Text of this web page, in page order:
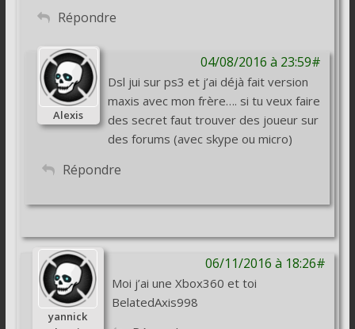
Répondre
04/08/2016 à 23:59#
Alexis
Dsl jui sur ps3 et j’ai déjà fait version
maxis avec mon frère…. si tu veux faire
des secret faut trouver des joueur sur
des forums (avec skype ou micro)
Répondre
06/11/2016 à 18:26#
yannick
Moi j’ai une Xbox360 et toi
BelatedAxis998